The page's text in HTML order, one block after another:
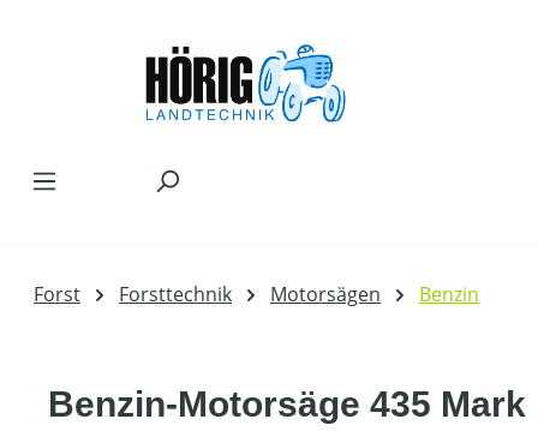
Forst Forsttechnik Motorsägen Benzin
Benzin-Motorsäge 435 Mark